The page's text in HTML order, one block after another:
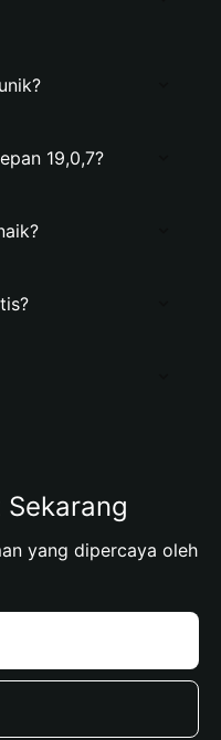
19,0,7?
yang dipercaya oleh